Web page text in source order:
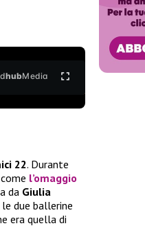
hubMedia
22. Durante
l’omaggio
da Giulia
due ballerine
era quella di